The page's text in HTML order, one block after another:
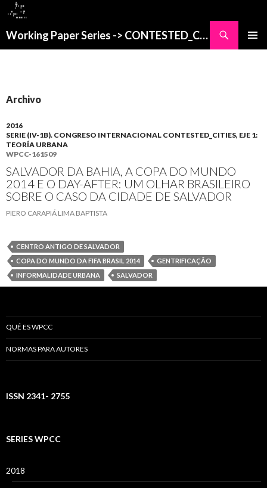
Working Paper Series -> CONTESTED_CITIES
Archivo
2016
SERIE (IV-1B). CONGRESO INTERNACIONAL CONTESTED_CITIES, EJE 1:
TEORÍA URBANA
WPCC-161509
SALVADOR DA BAHIA, A COPA DO MUNDO
2014 E O DAY-AFTER: UM OLHAR BRASILEIRO
SOBRE O CASO DA CIDADE DE SALVADOR
PIERO CARAPIÁ LIMA BAPTISTA
CENTRO ANTIGO DE SALVADOR
COPA DO MUNDO DA FIFA BRASIL 2014
GENTRIFICAÇÃO
INFORMALIDADE URBANA
SALVADOR
QUÉ ES WPCC
NORMAS PARA AUTORES
ISSN 2341- 2755
SERIES WPCC
2018